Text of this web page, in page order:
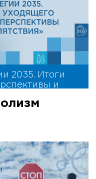
2035. Итоги
и